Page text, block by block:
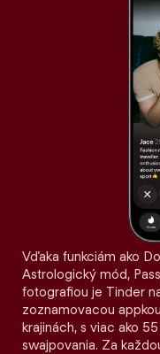
Vďaka funkciám ako
Astrologický mód,
fotografiou je Tinder
zoznamovacou
krajinách, s viac ako
swajpovania. Za